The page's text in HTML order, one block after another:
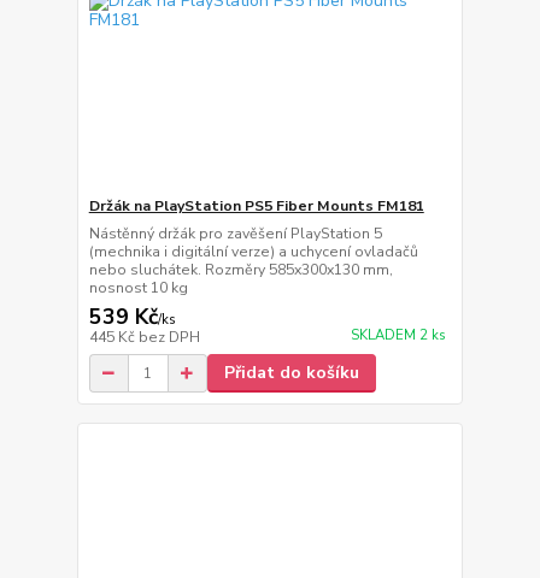
Držák na PlayStation PS5 Fiber Mounts FM181
Nástěnný držák pro zavěšení PlayStation 5
(mechnika i digitální verze) a uchycení ovladačů
nebo sluchátek. Rozměry 585x300x130 mm,
nosnost 10 kg
539 Kč/ks
445 Kč bez DPH SKLADEM 2 ks
Přidat do košíku